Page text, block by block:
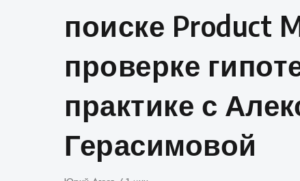
поиске Product
проверке
практике с
Герасимовой